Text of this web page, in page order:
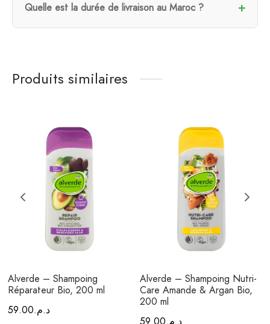
Quelle est la durée de livraison au Maroc ?
Produits similaires
Alverde – Shampoing
Réparateur Bio, 200 ml
د.م.59.00
Alverde – Shampoing Nutri-
Care Amande & Argan Bio,
200 ml
د.م.59.00